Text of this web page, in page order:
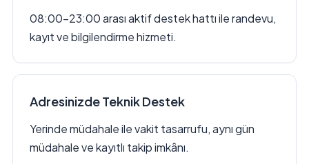
08:00–23:00 arası aktif destek hattı ile randevu,
kayıt ve bilgilendirme hizmeti.
Adresinizde Teknik Destek
Yerinde müdahale ile vakit tasarrufu, aynı gün
müdahale ve kayıtlı takip imkânı.